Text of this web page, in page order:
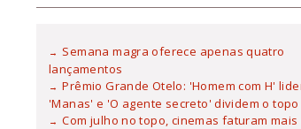
Semana magra oferece apenas quatro
lançamentos
Prêmio Grande Otelo: 'Homem com H'
'Manas' e 'O agente secreto' dividem o topo
Com julho no topo, cinemas faturam mais